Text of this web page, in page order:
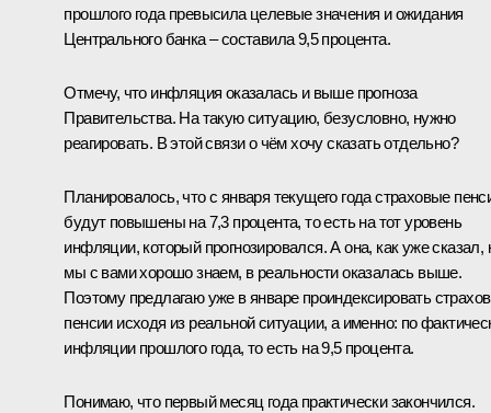
прошлого года превысила целевые значения и ожидания
Центрального банка – составила 9,5 процента.
Отмечу, что инфляция оказалась и выше прогноза
Правительства. На такую ситуацию, безусловно, нужно
реагировать. В этой связи о чём хочу сказать отдельно?
Планировалось, что с января текущего года страховые
будут повышены на 7,3 процента, то есть на тот уровень
инфляции, который прогнозировался. А она, как уже сказал,
мы с вами хорошо знаем, в реальности оказалась выше.
Поэтому предлагаю уже в январе проиндексировать
пенсии исходя из реальной ситуации, а именно: по
инфляции прошлого года, то есть на 9,5 процента.
Понимаю, что первый месяц года практически закончился.